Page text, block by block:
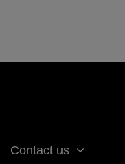
Contact us